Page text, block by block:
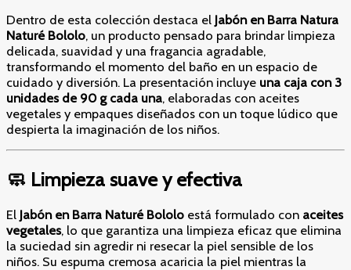
Dentro de esta colección destaca el Jabón en Barra Natura
Naturé Bololo, un producto pensado para brindar limpieza
delicada, suavidad y una fragancia agradable,
transformando el momento del baño en un espacio de
cuidado y diversión. La presentación incluye una caja con 3
unidades de 90 g cada una, elaboradas con aceites
vegetales y empaques diseñados con un toque lúdico que
despierta la imaginación de los niños.
🧼 Limpieza suave y efectiva
El Jabón en Barra Naturé Bololo está formulado con aceites
vegetales, lo que garantiza una limpieza eficaz que elimina
la suciedad sin agredir ni resecar la piel sensible de los
niños. Su espuma cremosa acaricia la piel mientras la